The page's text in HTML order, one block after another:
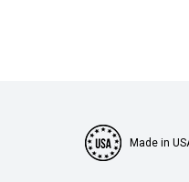
Made in